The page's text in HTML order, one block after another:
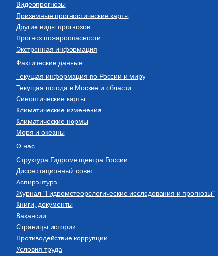
Видеопрогнозы
Приземные прогностические карты
Другие виды прогнозов
Прогноз пожароопасности
Экстренная информация
Фактические данные
Текущая информация по России и миру
Текущая погода в Москве и области
Синоптические карты
Климатические изменения
Климатические нормы
Моря и океаны
О нас
Структура Гидрометцентра России
Диссертационный совет
Аспирантура
Журнал "Гидрометеорологические исследования и прогнозы"
Книги, документы
Вакансии
Страницы истории
Противодействие коррупции
Условия труда